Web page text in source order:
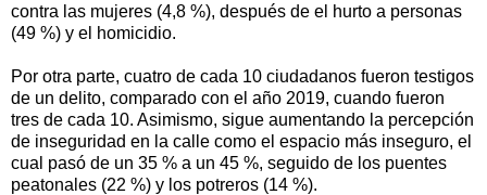
contra las mujeres (4,8 %), después de el hurto a personas
(49 %) y el homicidio.
Por otra parte, cuatro de cada 10 ciudadanos fueron testigos
de un delito, comparado con el año 2019, cuando fueron
tres de cada 10. Asimismo, sigue aumentando la percepción
de inseguridad en la calle como el espacio más inseguro, el
cual pasó de un 35 % a un 45 %, seguido de los puentes
peatonales (22 %) y los potreros (14 %).